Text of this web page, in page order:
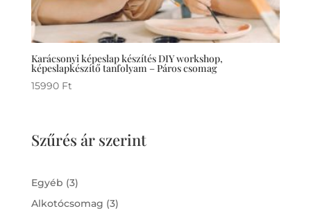
Karácsonyi képeslap készítés DIY workshop,
képeslapkészítő tanfolyam – Páros csomag
15990 Ft
Szűrés ár szerint
Egyéb 33
products
Alkotócsomag 33